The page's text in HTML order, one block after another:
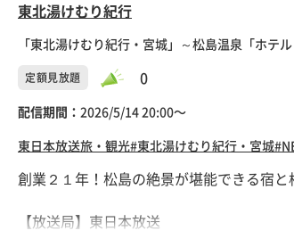
東北湯けむり紀行
「東北湯けむり紀行・宮城」～松島温泉「ホテ
定額見放題 0
配信期間： 2026/5/14 20:00〜
東日本放送旅・観光#東北湯けむり紀行・宮城
創業２１年！松島の絶景が堪能できる宿
【放送局】東日本放送